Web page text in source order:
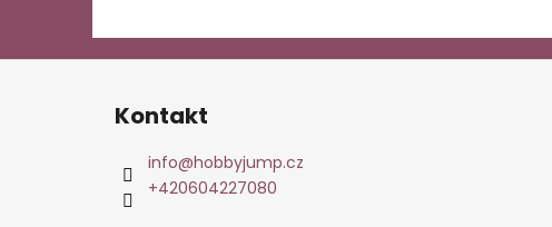
Z
Kontakt
info@hobbyjump.cz
+420604227080